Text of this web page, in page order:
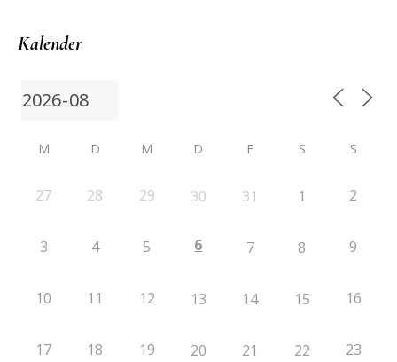
Kalender
M D M D F S S
27 28 29 30 31 1 2
3 4 5 6 7 8 9
10 11 12 13 14 15 16
17 18 19 20 21 22 23